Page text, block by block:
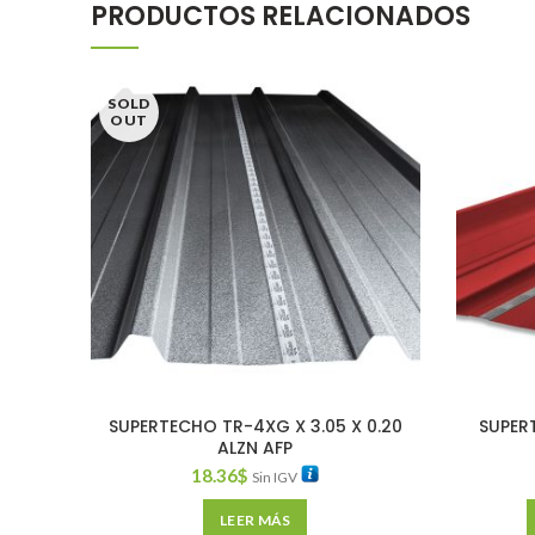
PRODUCTOS RELACIONADOS
SOLD
OUT
SUPERTECHO TR-4XG X 3.05 X 0.20
ALZN AFP
18.36$ Sin IGV
LEER MÁS